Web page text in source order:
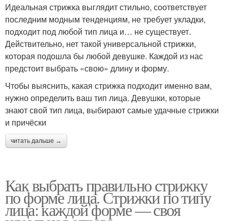
Идеальная стрижка выглядит стильно, соответствует
последним модным тенденциям, не требует укладки,
подходит под любой тип лица и… не существует.
Действительно, нет такой универсальной стрижки,
которая подошла бы любой девушке. Каждой из нас
предстоит выбрать «свою» длину и форму.
Чтобы выяснить, какая стрижка подходит именно вам,
нужно определить ваш тип лица. Девушки, которые
знают свой тип лица, выбирают самые удачные стрижки
и причёски
читать дальше →
Как выбрать правильно стрижку
по форме лица. Стрижки по типу
лица: каждой форме — своя